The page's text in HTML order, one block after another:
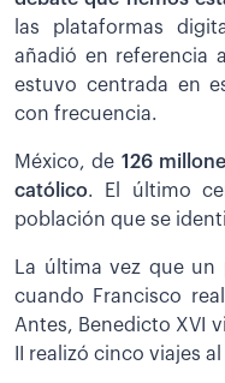
las plataformas
añadió en referencia
estuvo centrada en
con frecuencia.
México, de 126
católico. El último
población que se
La última vez que un
cuando Francisco
Antes, Benedicto XVI
II realizó cinco viajes